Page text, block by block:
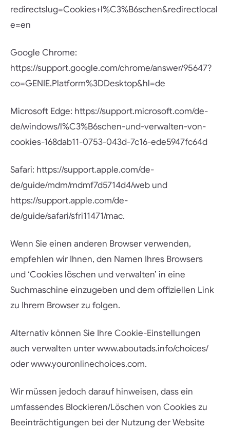
redirectslug=Cookies+l%C3%B6schen&redirectlocal
e=en
Google Chrome:
https://support.google.com/chrome/answer/95647?
co=GENIE.Platform%3DDesktop&hl=de
Microsoft Edge: https://support.microsoft.com/de-
de/windows/l%C3%B6schen-und-verwalten-von-
cookies-168dab11-0753-043d-7c16-ede5947fc64d
Safari: https://support.apple.com/de-
de/guide/mdm/mdmf7d5714d4/web und
https://support.apple.com/de-
de/guide/safari/sfri11471/mac.
Wenn Sie einen anderen Browser verwenden,
empfehlen wir Ihnen, den Namen Ihres Browsers
und ‘Cookies löschen und verwalten’ in eine
Suchmaschine einzugeben und dem offiziellen Link
zu Ihrem Browser zu folgen.
Alternativ können Sie Ihre Cookie-Einstellungen
auch verwalten unterwww.aboutads.info/choices/
oderwww.youronlinechoices.com.
Wir müssen jedoch darauf hinweisen, dass ein
umfassendes Blockieren/Löschen von Cookies zu
Beeinträchtigungen bei der Nutzung der Website